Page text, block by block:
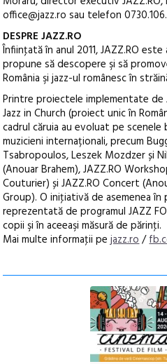
office@jazz.ro sau telefon
DESPRE JAZZ.RO
Înfiinţată în anul 2011, JAZZ.RO
propune să descopere şi să
România şi jazz-ul românesc în
Printre proiectele implementate de
Jazz in Church (proiect unic în
cadrul căruia au evoluat pe
muzicieni internaționali, precum
Tsabropoulos, Leszek Mozdzer și
(Anouar Brahem), JAZZ.RO
Couturier) și JAZZ.RO Concert
Group). O iniţiativă de asemenea în
reprezentată de programul JAZZ
copii şi în aceeaşi măsură de părinţi.
Mai multe informaţii pejazz.ro/